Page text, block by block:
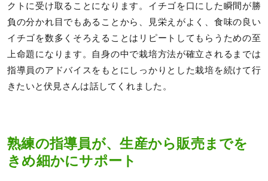
クトに受け取ることになります。イチゴを口にした瞬間が勝
負の分かれ目でもあることから、見栄えがよく、食味の良い
イチゴを数多くそろえることはリピートしてもらうための至
上命題になります。自身の中で栽培方法が確立されるまでは
指導員のアドバイスをもとにしっかりとした栽培を続けて行
きたいと伏見さんは話してくれました。
熟練の指導員が、生産から販売までを
きめ細かにサポート